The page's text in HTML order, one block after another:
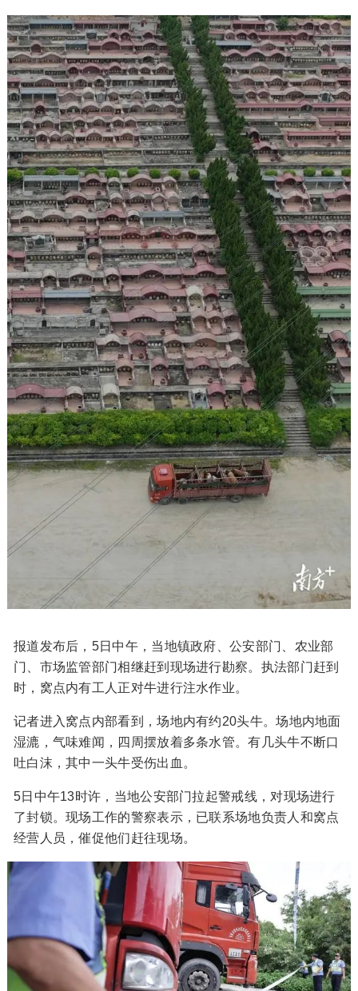
报道发布后，5日中午，当地镇政府、公安部门、农业部
门、市场监管部门相继赶到现场进行勘察。执法部门赶到
时，窝点内有工人正对牛进行注水作业。
记者进入窝点内部看到，场地内有约20头牛。场地内地面
湿漉，气味难闻，四周摆放着多条水管。有几头牛不断口
吐白沫，其中一头牛受伤出血。
5日中午13时许，当地公安部门拉起警戒线，对现场进行
了封锁。现场工作的警察表示，已联系场地负责人和窝点
经营人员，催促他们赶往现场。